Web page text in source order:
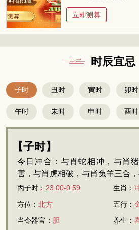
立即测算
时辰宜忌
子时 丑时 寅时 卯时
午时 未时 申时 酉时
【子时】
今日冲合：与肖蛇相冲，与肖
害，与肖虎相破，与肖兔羊三合
丙子时： 23:00-0:59 生肖：
方位： 北方 五行：
当令器官： 胆 养生：